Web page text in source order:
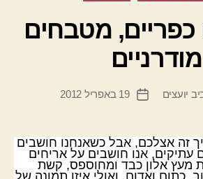
מטבחים
מודרניים
יועצים
תאריך
19 באפריל 2012
זה אצלכם, אבל כשאנחנו חושבים
עתיקים, אנו חושבים על אריחים
מעץ אלון כבד ומחוספס, קשת
כתום ואדום, ואולי איזו תמונה של